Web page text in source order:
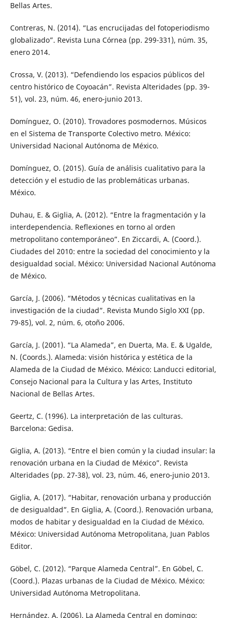
Bellas Artes.
Contreras, N. (2014). “Las encrucijadas del fotoperiodismo
globalizado”. Revista Luna Córnea (pp. 299-331), núm. 35,
enero 2014.
Crossa, V. (2013). “Defendiendo los espacios públicos del
centro histórico de Coyoacán”. Revista Alteridades (pp. 39-
51), vol. 23, núm. 46, enero-junio 2013.
Domínguez, O. (2010). Trovadores posmodernos. Músicos
en el Sistema de Transporte Colectivo metro. México:
Universidad Nacional Autónoma de México.
Domínguez, O. (2015). Guía de análisis cualitativo para la
detección y el estudio de las problemáticas urbanas.
México.
Duhau, E. & Giglia, A. (2012). “Entre la fragmentación y la
interdependencia. Reflexiones en torno al orden
metropolitano contemporáneo”. En Ziccardi, A. (Coord.).
Ciudades del 2010: entre la sociedad del conocimiento y la
desigualdad social. México: Universidad Nacional Autónoma
de México.
García, J. (2006). “Métodos y técnicas cualitativas en la
investigación de la ciudad”. Revista Mundo Siglo XXI (pp.
79-85), vol. 2, núm. 6, otoño 2006.
García, J. (2001). “La Alameda”, en Duerta, Ma. E. & Ugalde,
N. (Coords.). Alameda: visión histórica y estética de la
Alameda de la Ciudad de México. México: Landucci editorial,
Consejo Nacional para la Cultura y las Artes, Instituto
Nacional de Bellas Artes.
Geertz, C. (1996). La interpretación de las culturas.
Barcelona: Gedisa.
Giglia, A. (2013). “Entre el bien común y la ciudad insular: la
renovación urbana en la Ciudad de México”. Revista
Alteridades (pp. 27-38), vol. 23, núm. 46, enero-junio 2013.
Giglia, A. (2017). “Habitar, renovación urbana y producción
de desigualdad”. En Giglia, A. (Coord.). Renovación urbana,
modos de habitar y desigualdad en la Ciudad de México.
México: Universidad Autónoma Metropolitana, Juan Pablos
Editor.
Göbel, C. (2012). “Parque Alameda Central”. En Göbel, C.
(Coord.). Plazas urbanas de la Ciudad de México. México:
Universidad Autónoma Metropolitana.
Hernández, A. (2006). La Alameda Central en domingo: